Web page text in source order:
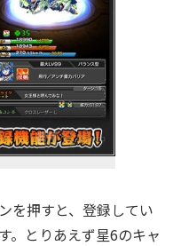
を押すと、登録してい
。とりあえず星6のキャ